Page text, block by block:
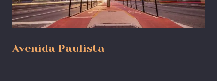
Avenida Paulista